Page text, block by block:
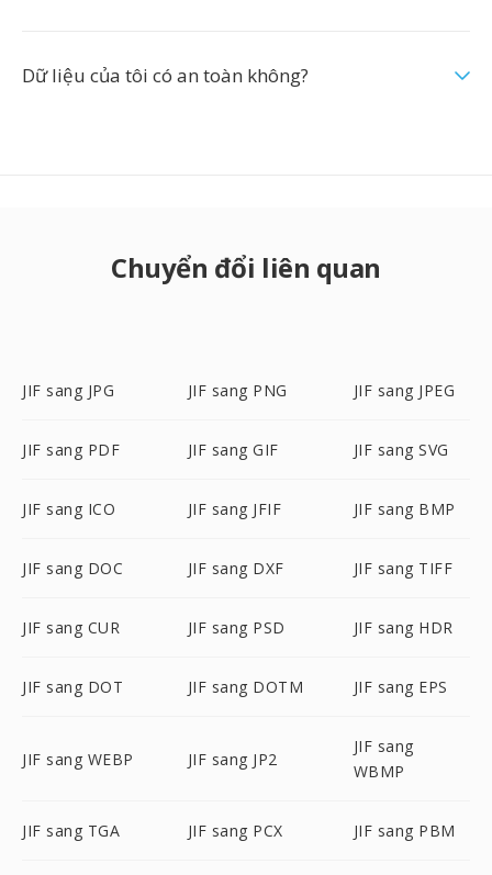
Dữ liệu của tôi có an toàn không?
Chuyển đổi liên quan
JIF sang JPG JIF sang PNG JIF sang JPEG
JIF sang PDF JIF sang GIF JIF sang SVG
JIF sang ICO JIF sang JFIF JIF sang BMP
JIF sang DOC JIF sang DXF JIF sang TIFF
JIF sang CUR JIF sang PSD JIF sang HDR
JIF sang DOT JIF sang DOTM JIF sang EPS
JIF sang WEBP JIF sang JP2
JIF sang
WBMP
JIF sang TGA JIF sang PCX JIF sang PBM